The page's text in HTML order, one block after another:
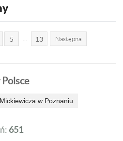
5 13 Następna
w Poznaniu
651